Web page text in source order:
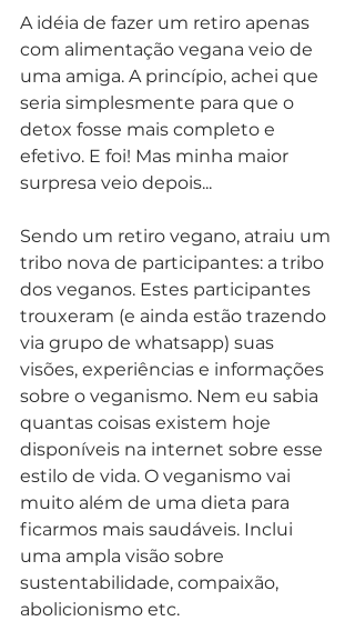
A idéia de fazer um retiro apenas
com alimentação vegana veio de
uma amiga. A princípio, achei que
seria simplesmente para que o
detox fosse mais completo e
efetivo. E foi! Mas minha maior
surpresa veio depois...
Sendo um retiro vegano, atraiu um
tribo nova de participantes: a tribo
dos veganos. Estes participantes
trouxeram (e ainda estão trazendo
via grupo de whatsapp) suas
visões, experiências e informações
sobre o veganismo. Nem eu sabia
quantas coisas existem hoje
disponíveis na internet sobre esse
estilo de vida. O veganismo vai
muito além de uma dieta para
ficarmos mais saudáveis. Inclui
uma ampla visão sobre
sustentabilidade, compaixão,
abolicionismo etc.